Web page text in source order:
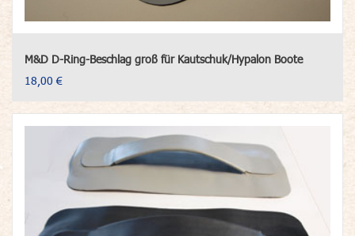
M&D D-Ring-Beschlag groß für Kautschuk/Hypalon Boote
18,00 €